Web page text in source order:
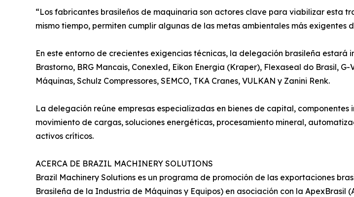
“Los fabricantes brasileños de maquinaria son actores clave para viabilizar esta
mismo tiempo, permiten cumplir algunas de las metas ambientales más exigentes
En este entorno de crecientes exigencias técnicas, la delegación brasileña
Brastorno, BRG Mancais, Conexled, Eikon Energia (Kraper), Flexaseal do Brasil,
Máquinas, Schulz Compressores, SEMCO, TKA Cranes, VULKAN y Zanini Renk.
La delegación reúne empresas especializadas en bienes de capital,
movimiento de cargas, soluciones energéticas, procesamiento mineral,
activos críticos.
ACERCA DE BRAZIL MACHINERY SOLUTIONS
Brazil Machinery Solutions es un programa de promoción de las exportaciones
Brasileña de la Industria de Máquinas y Equipos) en asociación con la ApexBrasil